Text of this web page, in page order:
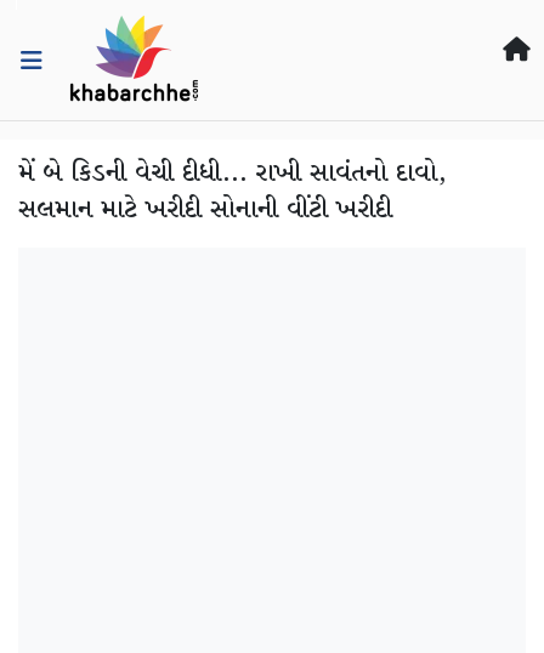
મેં બે કિડની વેચી દીધી... રાખી સાવંતનો દાવો,
સલમાન માટે ખરીદી સોનાની વીંટી ખરીદી